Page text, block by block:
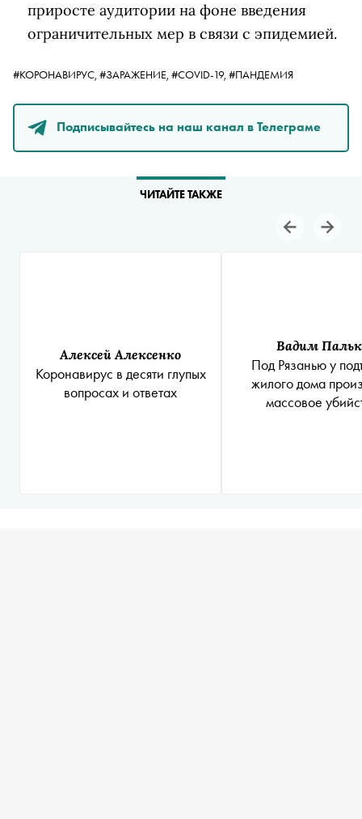
приросте аудитории на фоне введения
ограничительных мер в связи с эпидемией.
#КОРОНАВИРУС, #ЗАРАЖЕНИЕ, #COVID-19, #ПАНДЕМИЯ
Подписывайтесь на наш канал в Телеграме
ЧИТАЙТЕ ТАКЖЕ
Алексей Алексенко
Коронавирус в десяти глупых
вопросах и ответах
Вадим
Под Рязанью у
жилого дома
массовое